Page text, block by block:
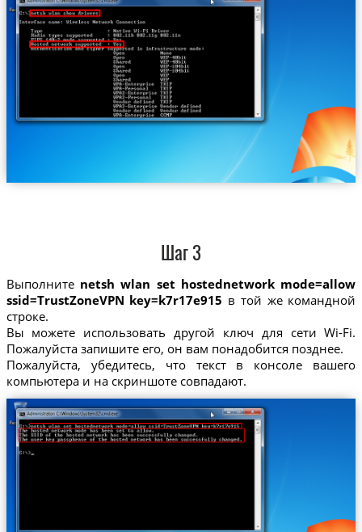
Шаг 3
Выполните netsh wlan set hostednetwork mode=allow
ssid=TrustZoneVPN key=k7r17e915 в той же командной
строке.
Вы можете использовать другой ключ для сети Wi-Fi.
Пожалуйста запишите его, он вам понадобится позднее.
Пожалуйста, убедитесь, что текст в консоле вашего
компьютера и на скриншоте совпадают.